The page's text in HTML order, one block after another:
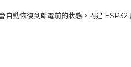
動恢復到斷電前的狀態。內建 ESP32